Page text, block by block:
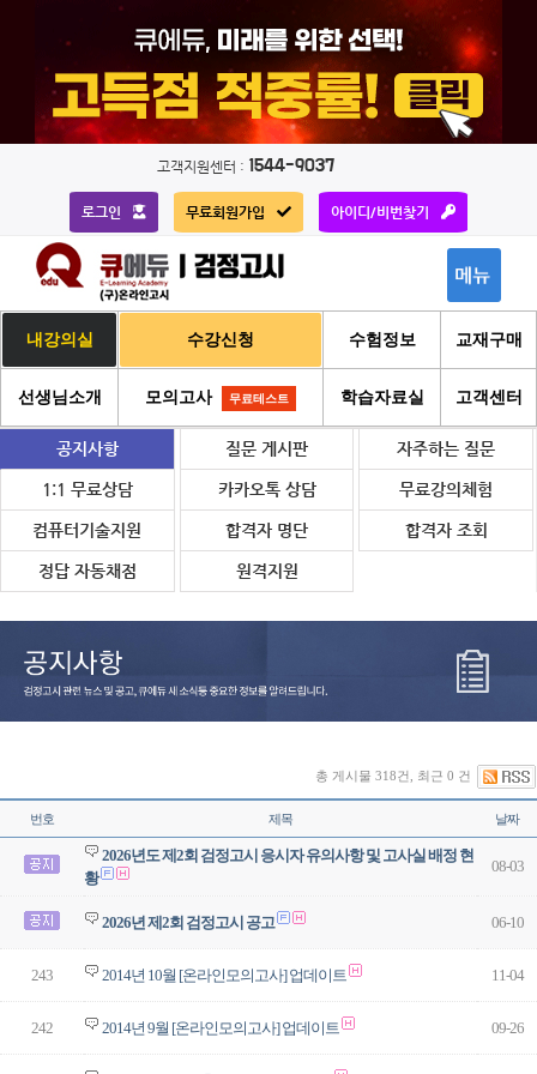
고객지원센터 : 1544-9037
로그인 무료회원가입 아이디/비번찾기
내강의실 수강신청 수험정보 교재구매
선생님소개 모의고사 무료테스트 학습자료실 고객센터
공지사항 질문 게시판 자주하는 질문
1:1 무료상담 카카오톡 상담 무료강의체험
컴퓨터기술지원 합격자 명단 합격자 조회
정답 자동채점 원격지원
총 게시물 318건, 최근 0 건
번호 제목 날짜
2026년도 제2회 검정고시 응시자 유의사항 및 고사실 배정 현
황
08-03
2026년 제2회 검정고시 공고 06-10
243 2014년 10월 [온라인모의고사] 업데이트 11-04
242 2014년 9월 [온라인모의고사] 업데이트 09-26